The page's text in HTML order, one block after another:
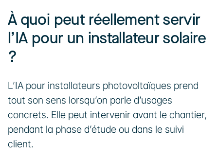
À quoi peut réellement servir
l’IA pour un installateur solaire
?
L’IA pour installateurs photovoltaïques prend
tout son sens lorsqu’on parle d’usages
concrets. Elle peut intervenir avant le chantier,
pendant la phase d’étude ou dans le suivi
client.